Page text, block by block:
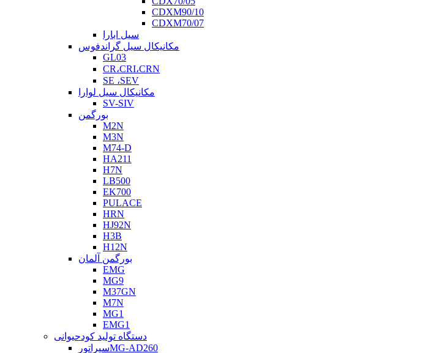
CDXM90/10
CDXM70/07
سیل ابارا
مکانیکال سیل گراندفوس
GL03
CR،CRI،CRN
SE ،SEV
مکانیکال سیل لوارا
SV-SIV
بورگمن
M2N
M3N
M74-D
HA211
H7N
LB500
EK700
PULACE
HRN
HJ92N
H3B
H12N
بورگمن آلمان
EMG
MG9
M37GN
M7N
MG1
EMG1
دستگاه تولید کودحیوانی
سپراتورMG-AD260